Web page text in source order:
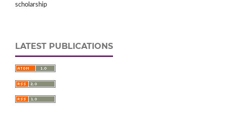
scholarship
LATEST PUBLICATIONS